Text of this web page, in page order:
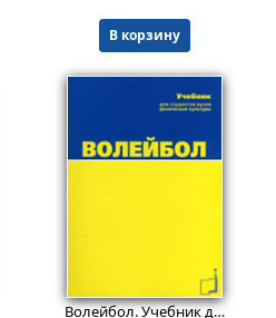
В корзину
Волейбол. Учебник для студентов высших учебных заведениях физической культуры